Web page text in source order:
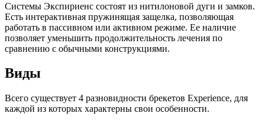
Системы Экспириенс состоят из нитилоновой дуги и замков.
Есть интерактивная пружинящая защелка, позволяющая
работать в пассивном или активном режиме. Ее наличие
позволяет уменьшить продолжительность лечения по
сравнению с обычными конструкциями.
Виды
Всего существует 4 разновидности брекетов Experience, для
каждой из которых характерны свои особенности.